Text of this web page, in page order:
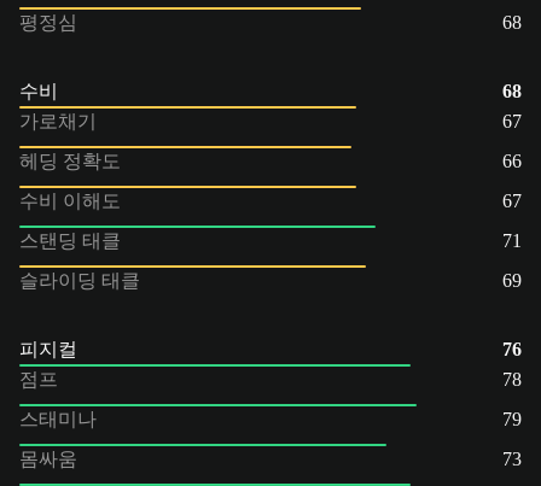
평정심
68
수비
68
가로채기
67
헤딩 정확도
66
수비 이해도
67
스탠딩 태클
71
슬라이딩 태클
69
피지컬
76
점프
78
스태미나
79
몸싸움
73